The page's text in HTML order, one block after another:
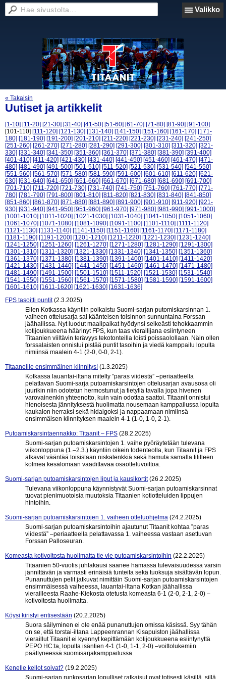
Valikko
« Takaisin
Uutiset ja artikkelit
[1-10] [11-20] [21-30] [31-40] [41-50] [51-60] [61-70] [71-80] [81-90] [91-100]
[101-110] [111-120] [121-130] [131-140] [141-150] [151-160] [161-170] [171-
180] [181-190] [191-200] [201-210] [211-220] [221-230] [231-240] [241-250]
[251-260] [261-270] [271-280] [281-290] [291-300] [301-310] [311-320] [321-
330] [331-340] [341-350] [351-360] [361-370] [371-380] [381-390] [391-400]
[401-410] [411-420] [421-430] [431-440] [441-450] [451-460] [461-470] [471-
480] [481-490] [491-500] [501-510] [511-520] [521-530] [531-540] [541-550]
[551-560] [561-570] [571-580] [581-590] [591-600] [601-610] [611-620] [621-
630] [631-640] [641-650] [651-660] [661-670] [671-680] [681-690] [691-700]
[701-710] [711-720] [721-730] [731-740] [741-750] [751-760] [761-770] [771-
780] [781-790] [791-800] [801-810] [811-820] [821-830] [831-840] [841-850]
[851-860] [861-870] [871-880] [881-890] [891-900] [901-910] [911-920] [921-
930] [931-940] [941-950] [951-960] [961-970] [971-980] [981-990] [991-1000]
[1001-1010] [1011-1020] [1021-1030] [1031-1040] [1041-1050] [1051-1060]
[1061-1070] [1071-1080] [1081-1090] [1091-1100] [1101-1110] [1111-1120]
[1121-1130] [1131-1140] [1141-1150] [1151-1160] [1161-1170] [1171-1180]
[1181-1190] [1191-1200] [1201-1210] [1211-1220] [1221-1230] [1231-1240]
[1241-1250] [1251-1260] [1261-1270] [1271-1280] [1281-1290] [1291-1300]
[1301-1310] [1311-1320] [1321-1330] [1331-1340] [1341-1350] [1351-1360]
[1361-1370] [1371-1380] [1381-1390] [1391-1400] [1401-1410] [1411-1420]
[1421-1430] [1431-1440] [1441-1450] [1451-1460] [1461-1470] [1471-1480]
[1481-1490] [1491-1500] [1501-1510] [1511-1520] [1521-1530] [1531-1540]
[1541-1550] [1551-1560] [1561-1570] [1571-1580] [1581-1590] [1591-1600]
[1601-1610] [1611-1620] [1621-1630] [1631-1636]
FPS tasoitti puntit (2.3.2025)
Eilen Kotkassa käyntiin polkaistu Suomi-sarjan putomiskarsinnan 1.
vaiheen ottelusarja sai käänteisen toisinnon sunnuntaina Forssan
jäähallissa. Nyt luodut maalipaikat hyödynsi selkeästi tehokkaammin
kotijoukkueena häärinyt FPS, kun taas vierailijana esiintyneen
Titaanien viiltävin terävyys tekotonteilla loisti poissaolollaan. Näin ollen
forssalaisten onnistui pistää puntit tasoihin ja viedä kamppailu lopulta
nimiinsä maalein 4-1 (2-0, 0-0, 2-1).
Titaaneille ensimmäinen kiinnitys! (1.3.2025)
Kotkassa lauantai-iltana mitelty ”paras viidestä” –periaatteella
pelattavan Suomi-sarja putoamiskarsintojen ottelusarjan avausosa oli
juurikin niin odotetun hermostunut ja tietyllä tavalla jopa hivenen
varovainenkin yhteenotto, kuin vain odottaa saattoi. Titaanit onnistui
hienoisesta jännityksestä huolimatta nousemaan kamppailussa lopulta
kaukalon herraksi sekä hidalgoksi ja nappaamaan nimiinsä
ensimmäisen kiinnityksen maalein 4-1 (1-0, 1-0, 2-1).
Putoamiskarsintaennakko: Titaanit – FPS (28.2.2025)
Suomi-sarjan putoamiskarsintojen 1. vaihe pyöräytetään tulevana
viikonloppuna (1.–2.3.) käyntiin oikein todenteolla, kun Titaanit ja FPS
alkavat vääntää toisistaan niskalenkkiä sekä hamuta samalla tililleen
kolmea kesälomaan vaadittavaa osaotteluvoittoa.
Suomi-sarjan putoamiskarsintojen liput ja kausikortit (26.2.2025)
Tulevana viikonloppuna käynnistyvät Suomi-sarjan putoamiskarsinnat
tuovat pienimuotoisia muutoksia Titaanien kotiotteluiden lippujen
hintoihin.
Suomi-sarjan putoamiskarsintojen 1. vaiheen otteluohjelma (24.2.2025)
Suomi-sarjan putoamiskarsintoihin ajautunut Titaanit kohtaa ”paras
viidestä” –periaatteella pelattavassa 1. vaiheessa vastaan asettuvan
Forssan Palloseuran.
Komeasta kotivoitosta huolimatta tie vie putoamiskarsintoihin (22.2.2025)
Titaanien 50-vuotis juhlakausi saanee hamassa tulevaisuudessa varsin
jännittävän ja varmasti erinäisiä tunteita sekä tuoksuja sisältävän lopun.
Punanuttujen pelit jatkuvat nimittäin Suomi-sarjan putoamiskarsintojen
ensimmäisessä vaiheessa, lauantai-iltana Kotkan jäähallissa
vierailleesta Raahe-Kiekosta otetusta komeasta 6-1 (2-0, 2-1, 2-0) –
kotivoitosta huolimatta.
Köysi kiristyi entisestään (20.2.2025)
Suora säilyminen ei ole enää punanuttujen omissa käsissä. Syy tähän
on se, että torstai-iltana Lappeenrannan Kisapuiston jäähallissa
vieraillut Titaanit ei kyennyt kepittämään kotijoukkueena esiintynyttä
PEPO HC:ta, lopulta isäntien 4-1 (1-0, 1-1, 2-0) –voittolukemiin
päättyneessä suomisarjakamppailussa.
Kenelle kellot soivat? (19.2.2025)
Suomi-sarjan runkosarjan lopulliset ratkaisut ovat totisesti käsillä, sillä